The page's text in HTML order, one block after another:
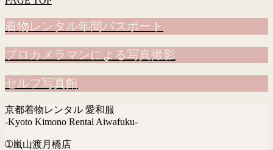
着物レンタル年間パスポート
プロカメラマンによる写真撮影
セルフ写真館
京都着物レンタル 愛和服
-Kyoto Kimono Rental Aiwafuku-
➀嵐山渡月橋店